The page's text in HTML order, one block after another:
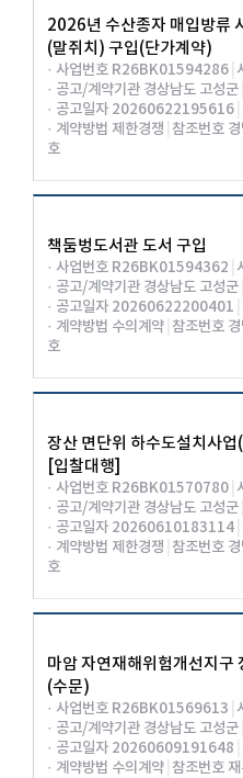
2026년 수산종자 매입방류
(말쥐치) 구입(단가계약)
· 사업번호 R26BK01594286
· 공고/계약기관 경상남도 고성군
· 공고일자 20260622195616
· 계약방법 제한경쟁 참조번호
호
책둠벙도서관 도서 구입
· 사업번호 R26BK01594362
· 공고/계약기관 경상남도 고성군
· 공고일자 20260622200401
· 계약방법 수의계약 참조번호
호
장산 면단위 하수도설치사
[입찰대행]
· 사업번호 R26BK01570780
· 공고/계약기관 경상남도 고성군
· 공고일자 20260610183114
· 계약방법 제한경쟁 참조번호
호
마암 자연재해위험개선지구
(수문)
· 사업번호 R26BK01569613
· 공고/계약기관 경상남도 고성군
· 공고일자 20260609191648
· 계약방법 수의계약 참조번호